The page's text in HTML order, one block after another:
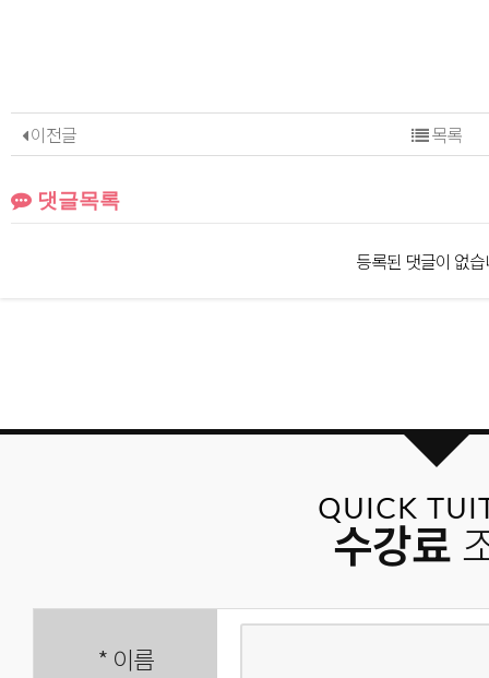
이전글 목록
댓글목록
등록된 댓글이 없
수강료
QUICK
* 이름